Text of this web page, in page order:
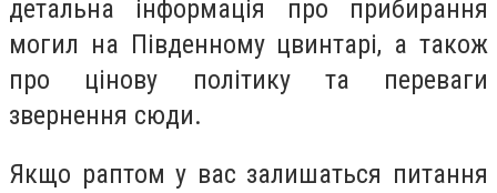
детальна інформація про прибирання
могил на Південному цвинтарі, а також
про цінову політику та переваги
звернення сюди.
Якщо раптом у вас залишаться питання